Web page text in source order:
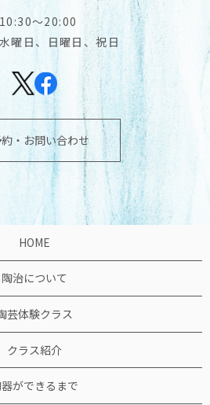
10:30～20:00
水曜日、日曜日、祝日
・お問い合わせ
HOME
陶治について
芸体験クラス
クラス紹介
ができるまで